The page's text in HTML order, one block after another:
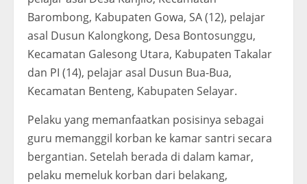
Barombong, Kabupaten Gowa, SA (12), pelajar
asal Dusun Kalongkong, Desa Bontosunggu,
Kecamatan Galesong Utara, Kabupaten Takalar
dan PI (14), pelajar asal Dusun Bua-Bua,
Kecamatan Benteng, Kabupaten Selayar.
Pelaku yang memanfaatkan posisinya sebagai
guru memanggil korban ke kamar santri secara
bergantian. Setelah berada di dalam kamar,
pelaku memeluk korban dari belakang,